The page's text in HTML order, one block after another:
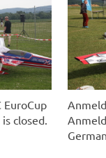
closed.